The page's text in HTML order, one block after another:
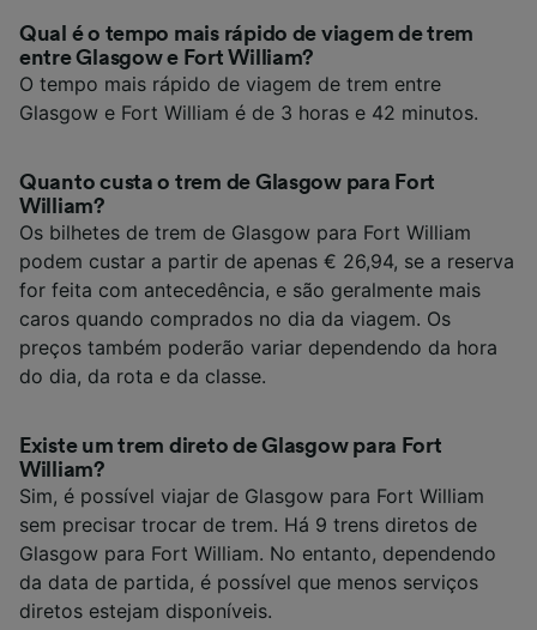
Qual é o tempo mais rápido de viagem de trem
entre Glasgow e Fort William?
O tempo mais rápido de viagem de trem entre
Glasgow e Fort William é de 3 horas e 42 minutos.
Quanto custa o trem de Glasgow para Fort
William?
Os bilhetes de trem de Glasgow para Fort William
podem custar a partir de apenas € 26,94, se a reserva
for feita com antecedência, e são geralmente mais
caros quando comprados no dia da viagem. Os
preços também poderão variar dependendo da hora
do dia, da rota e da classe.
Existe um trem direto de Glasgow para Fort
William?
Sim, é possível viajar de Glasgow para Fort William
sem precisar trocar de trem. Há 9 trens diretos de
Glasgow para Fort William. No entanto, dependendo
da data de partida, é possível que menos serviços
diretos estejam disponíveis.